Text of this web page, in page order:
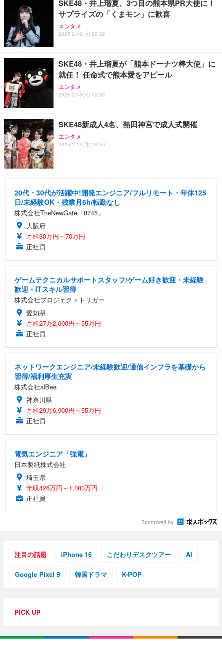
SKE48・井上瑠夏、3つ目の熊本県PR大使に！
サプライズの「くまモン」に歓喜
エンタメ
2025.2.18(火) 20:32
SKE48・井上瑠夏が「熊本ドーナツ棒大使」に
就任！ 任命式で熊本愛をアピール
エンタメ
2025.2.18(火) 19:02
SKE48新成人4名、熱田神宮で成人式開催
エンタメ
2025.1.13(月) 19:50
20代・30代が活躍中!開発エンジニア/フルリモート・年休125
日/未経験OK・残業月6h/転勤なし
株式会社TheNewGate「8745」
大阪府
月給30万円～70万円
正社員
ゲームテクニカルサポートスタッフ/ゲーム好き歓迎・未経験
歓迎・ITスキル習得
株式会社プロジェクトトリガー
愛知県
月給27万2,000円～55万円
正社員
ネットワークエンジニア/未経験歓迎/通信インフラを基礎から
習得/福利厚生充実
株式会社alBee
神奈川県
月給29万6,900円～55万円
正社員
電気エンジニア「強電」
日本製紙株式会社
埼玉県
年収426万円～1,000万円
正社員
Sponsored by
注目の話題 iPhone 16 こだわりデスクツアー AI
Google Pixel 9 韓国ドラマ K-POP
PICK UP